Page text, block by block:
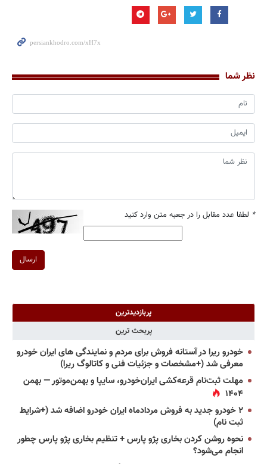
نظر شما
* لطفا عدد مقابل را در جعبه متن وارد کنید
ارسال
پربازدیدترین
پربحث ترین
خودرو ریرا در آستانه فروش برای مردم و نمایندگی های ایران خودرو
معرفی شد (+مشخصات و جزئیات فنی و کاتالوگ ریرا)
مهلت ثبت‌نام قرعه‌کشی ایران‌خودرو، سایپا و بهمن‌موتور — بهمن
۱۴۰۴
۲ خودرو جدید به فروش مردادماه ایران خودرو اضافه شد (+شرایط
ثبت نام)
نحوه روشن کردن بخاری پژو پارس + تنظیم بخاری پژو پارس چطور
انجام می‌شود؟